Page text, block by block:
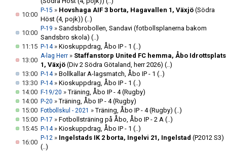
10:00
P-15 » Hovshaga AIF 3 borta, Hagavallen 1, Växjö (Södra
Höst (4, pojk)) (..)
10:00
P-19 » Sandsbrobollen, Sandavi (fotbollsplanerna bakom
Sandsbro skola) (..)
11:15 P-14» Kioskuppdrag, Åbo IP - 1 (..)
13:00
A-lag Herr » Staffanstorp United FC hemma, Åbo Idrottsplats
1, Växjö (Div 2 Södra Götaland, herr 2026) (..)
13:00 P-14» Bollkallar A-lagsmatch, Åbo IP - 1 (..)
13:30 P-14» Kioskuppdrag, Åbo IP - 1 (..)
14:00 F-19/20 »Träning, Åbo IP - 4 (Rugby)
14:00 P-20 »Träning, Åbo IP - 4 (Rugby)
15:00 Fotbollskul - 2021 »Träning, Åbo IP - 4 (Rugby) (..)
15:00 P-17 » Fotbollsträning på Åbo, Åbo IP - 2 A (..)
15:45 P-14» Kioskuppdrag, Åbo IP - 1 (..)
16:00
P-12 » Ingelstads IK 2 borta, Ingelvi 21, Ingelstad (P2012 S3)
(..)